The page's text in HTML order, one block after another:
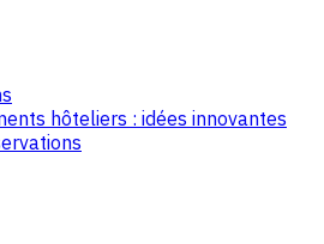
hôteliers : idées innovantes